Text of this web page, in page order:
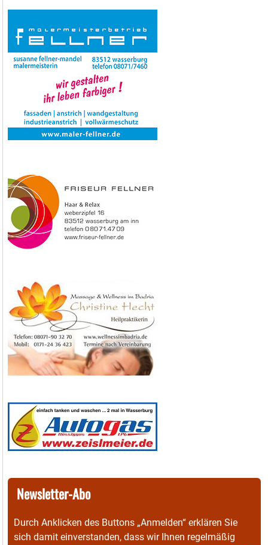
Newsletter-Abo
Durch Anklicken des Buttons „Anmelden“ erklären Sie
sich damit einverstanden, dass wir Ihnen regelmäßig